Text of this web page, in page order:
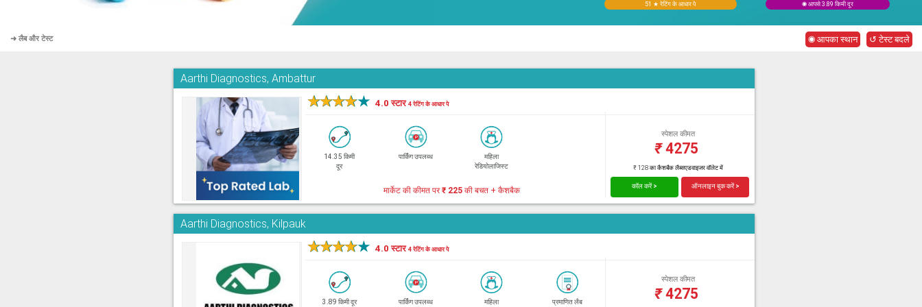
51 ★ रेटिंग के आधार पे ◉ आपसे 3.89 किमी दूर
➜ लैब और टेस्ट ◉ आपका स्थान ↺ टेस्ट बदले
Aarthi Diagnostics, Ambattur
★★★★★ 4.0 स्टार4 रेटिंग के आधार पे
14.35 किमी
दूर
पार्किंग उपलब्ध
महिला
रेडियोलाजिस्ट
स्पेशल कीमत
₹4275
₹ 128 का कैशबैक लैब्सएडवाइजर वॉलेट में
मार्केट की कीमत पर₹ 225 की बचत + कैशबैक कॉल करें > ऑनलाइन बुक करें >
Aarthi Diagnostics, Kilpauk
★★★★★ 4.0 स्टार4 रेटिंग के आधार पे
3.89 किमी दूर पार्किंग उपलब्ध महिला प्रमाणित लैब
स्पेशल कीमत
₹4275